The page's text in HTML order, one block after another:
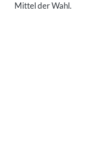
Mittel der Wahl.